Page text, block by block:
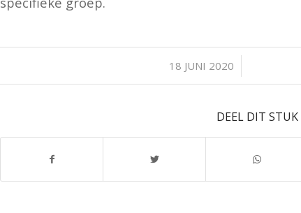
18 JUNI 2020
/
DEEL DIT STUK